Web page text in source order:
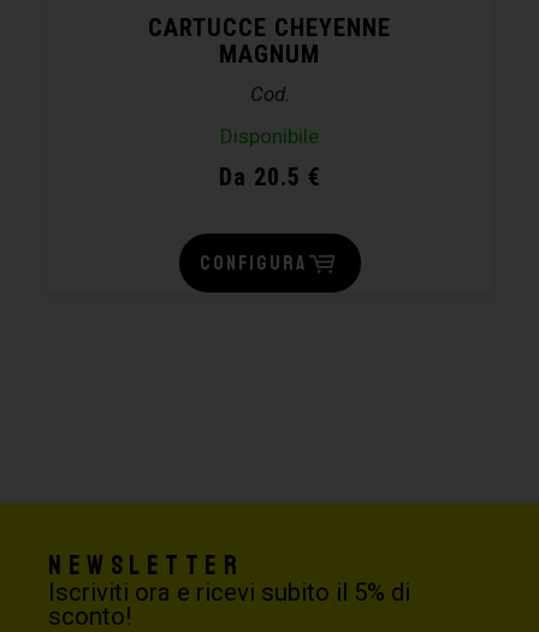
CARTUCCE CHEYENNE
MAGNUM
Cod.
Disponibile
Da 20.5 €
CONFIGURA
Newsletter
Iscriviti ora e ricevi subito il 5% di
sconto!